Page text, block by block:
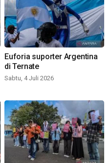
Euforia suporter Argentina
di Ternate
Sabtu, 4 Juli 2026